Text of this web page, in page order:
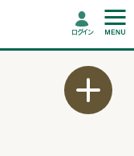
ログイン